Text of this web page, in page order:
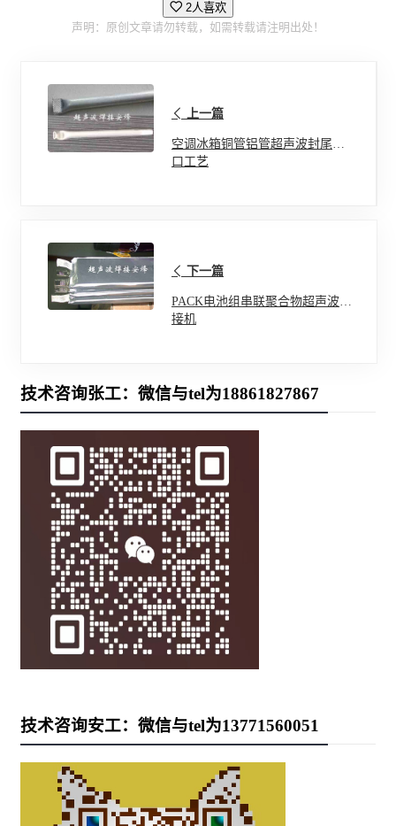
2人喜欢
声明：原创文章请勿转载，如需转载请注明出处！
上一篇
空调冰箱铜管铝管超声波封尾封
口工艺
下一篇
PACK电池组串联聚合物超声波焊
接机
技术咨询张工：微信与tel为18861827867
技术咨询安工：微信与tel为13771560051